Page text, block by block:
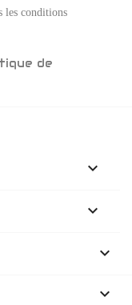
les conditions
de



keyboard_arrow_down